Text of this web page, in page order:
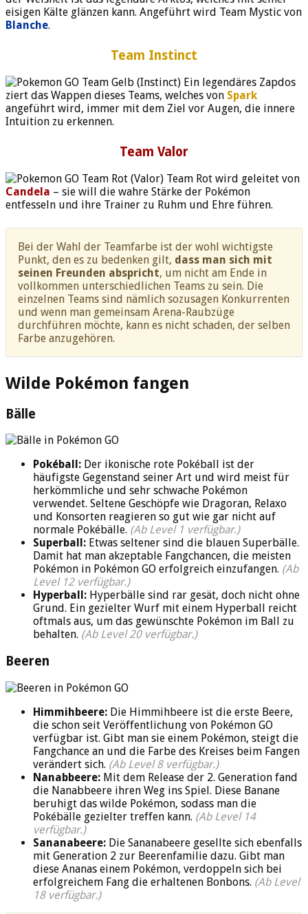
eisigen Kälte glänzen kann. Angeführt wird Team Mystic von
Blanche.
Team Instinct
Ein legendäres Zapdos
ziert das Wappen dieses Teams, welches von Spark
angeführt wird, immer mit dem Ziel vor Augen, die innere
Intuition zu erkennen.
Team Valor
Team Rot wird geleitet von
Candela – sie will die wahre Stärke der Pokémon
entfesseln und ihre Trainer zu Ruhm und Ehre führen.
Bei der Wahl der Teamfarbe ist der wohl wichtigste
Punkt, den es zu bedenken gilt, dass man sich mit
seinen Freunden abspricht, um nicht am Ende in
vollkommen unterschiedlichen Teams zu sein. Die
einzelnen Teams sind nämlich sozusagen Konkurrenten
und wenn man gemeinsam Arena-Raubzüge
durchführen möchte, kann es nicht schaden, der selben
Farbe anzugehören.
Wilde Pokémon fangen
Bälle
Pokéball: Der ikonische rote Pokéball ist der
häufigste Gegenstand seiner Art und wird meist für
herkömmliche und sehr schwache Pokémon
verwendet. Seltene Geschöpfe wie Dragoran, Relaxo
und Konsorten reagieren so gut wie gar nicht auf
normale Pokébälle. (Ab Level 1 verfügbar.)
Superball: Etwas seltener sind die blauen Superbälle.
Damit hat man akzeptable Fangchancen, die meisten
Pokémon in Pokémon GO erfolgreich einzufangen. (Ab
Level 12 verfügbar.)
Hyperball: Hyperbälle sind rar gesät, doch nicht ohne
Grund. Ein gezielter Wurf mit einem Hyperball reicht
oftmals aus, um das gewünschte Pokémon im Ball zu
behalten. (Ab Level 20 verfügbar.)
Beeren
Himmihbeere: Die Himmihbeere ist die erste Beere,
die schon seit Veröffentlichung von Pokémon GO
verfügbar ist. Gibt man sie einem Pokémon, steigt die
Fangchance an und die Farbe des Kreises beim Fangen
verändert sich. (Ab Level 8 verfügbar.)
Nanabbeere: Mit dem Release der 2. Generation fand
die Nanabbeere ihren Weg ins Spiel. Diese Banane
beruhigt das wilde Pokémon, sodass man die
Pokébälle gezielter treffen kann. (Ab Level 14
verfügbar.)
Sananabeere: Die Sananabeere gesellte sich ebenfalls
mit Generation 2 zur Beerenfamilie dazu. Gibt man
diese Ananas einem Pokémon, verdoppeln sich bei
erfolgreichem Fang die erhaltenen Bonbons. (Ab Level
18 verfügbar.)